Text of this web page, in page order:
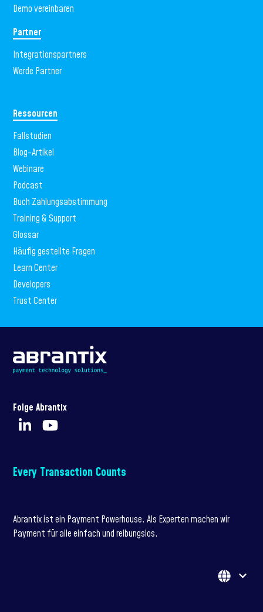
Demo vereinbaren
Partner
Integrationspartners
Werde Partner
Ressourcen
Fallstudien
Blog-Artikel
Webinare
Podcast
Buch Zahlungsabstimmung
Training & Support
Glossar
Häufig gestellte Fragen
Learn Center
Developers
Trust Center
Folge Abrantix
Every Transaction Counts
Abrantix ist ein Payment Powerhouse. Als Experten machen wir
Payment für alle einfach und reibungslos.